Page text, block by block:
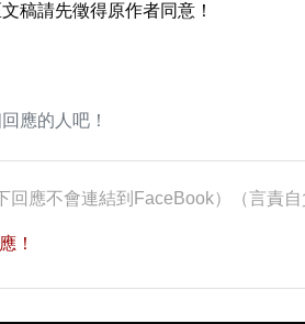
稿請先徵得原作者同意！
應的人吧！
回應不會連結到FaceBook）（言責
！